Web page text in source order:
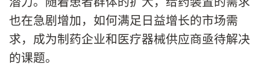
也在急剧增加，如何满足日益增长的市场需
求，成为制药企业和医疗器械供应商亟待解决
的课题。